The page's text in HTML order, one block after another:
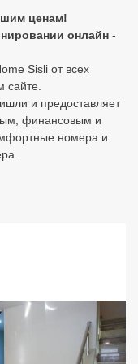
ценам!
онлайн -
Sisli от всех
сайте.
и предоставляет
финансовым и
номера и